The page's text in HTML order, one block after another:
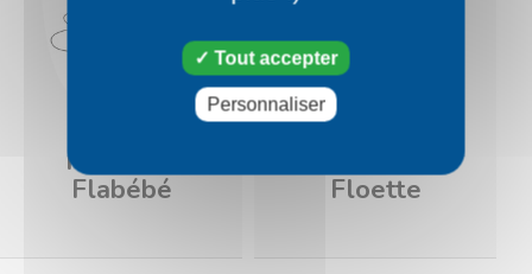
Pokémon
Flabébé
Floette
Tout accepter
Personnaliser